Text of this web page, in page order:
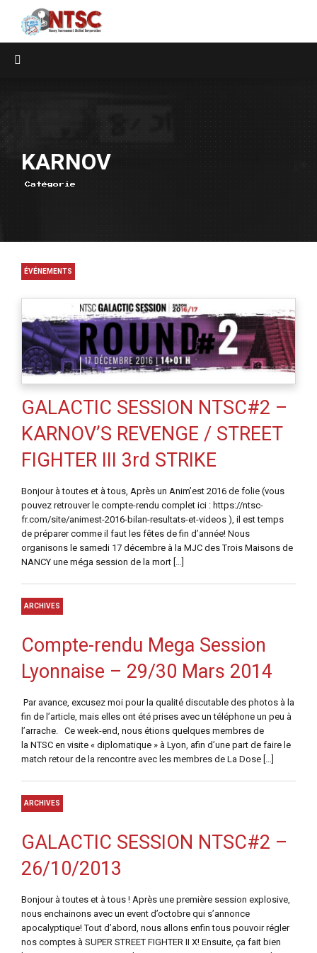
KARNOV
Catégorie
ÉVÉNEMENTS
GALACTIC SESSION NTSC#2 –
KARNOV’S REVENGE / STREET
FIGHTER III 3rd STRIKE
Bonjour à toutes et à tous, Après un Anim’est 2016 de folie (vous
pouvez retrouver le compte-rendu complet ici : https://ntsc-
fr.com/site/animest-2016-bilan-resultats-et-videos ), il est temps
de préparer comme il faut les fêtes de fin d’année! Nous
organisons le samedi 17 décembre à la MJC des Trois Maisons de
NANCY une méga session de la mort […]
ARCHIVES
Compte-rendu Mega Session
Lyonnaise – 29/30 Mars 2014
Par avance, excusez moi pour la qualité discutable des photos à la
fin de l’article, mais elles ont été prises avec un téléphone un peu à
l’arrache. Ce week-end, nous étions quelques membres de
la NTSC en visite « diplomatique » à Lyon, afin d’une part de faire le
match retour de la rencontre avec les membres de La Dose […]
ARCHIVES
GALACTIC SESSION NTSC#2 –
26/10/2013
Bonjour à toutes et à tous ! Après une première session explosive,
nous enchainons avec un event d’octobre qui s’annonce
apocalyptique! Tout d’abord, nous allons enfin tous pouvoir régler
nos comptes à SUPER STREET FIGHTER II X! Ensuite, ça fait bien